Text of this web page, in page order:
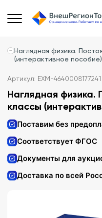
Наглядная физика.
(интерактивное пособие)
Артикул: EXM-4640008177241
Наглядная физика.
классы
Поставим без
Соответствует ФГОС
Документы для
Доставка по всей